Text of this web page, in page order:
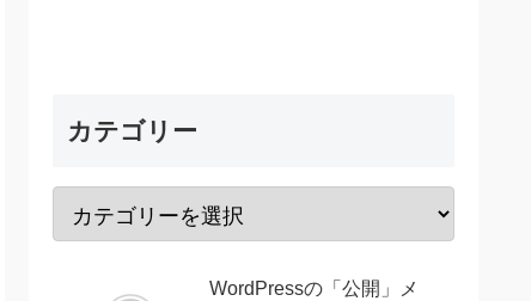
カテゴリー
WordPressの「公開」メ